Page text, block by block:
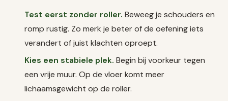
Test eerst zonder roller. Beweeg je schouders en
romp rustig. Zo merk je beter of de oefening iets
verandert of juist klachten oproept.
Kies een stabiele plek. Begin bij voorkeur tegen
een vrije muur. Op de vloer komt meer
lichaamsgewicht op de roller.